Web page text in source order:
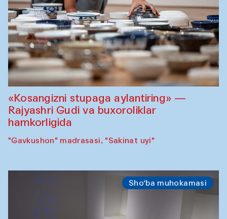
«Kosangizni stupaga aylantiring» —
Rajyashri Gudi va buxoroliklar
hamkorligida
"Gavkushon" madrasasi, "Sakinat uyi"
Sho‘ba muhokamasi